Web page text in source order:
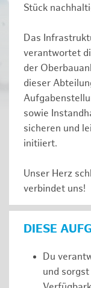
Stück
Das
verantwortet
der
dieser
sowie
sicheren und
initiiert.
Unser Herz
verbindet uns!
DIESE
Du
und